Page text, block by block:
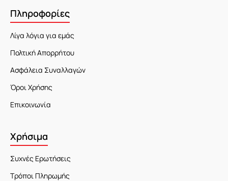
Πληροφορίες
Λίγα λόγια για εμάς
Πολτική Απορρήτου
Ασφάλεια Συναλλαγών
Όροι Χρήσης
Επικοινωνία
Χρήσιμα
Συχνές Ερωτήσεις
Τρόποι Πληρωμής